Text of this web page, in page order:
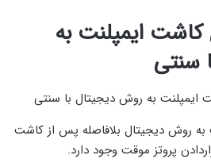
ایمپلنت به
سنتی
روش دیجیتال بلافاصله پس از کاشت
پروتز موقت وجود دارد.